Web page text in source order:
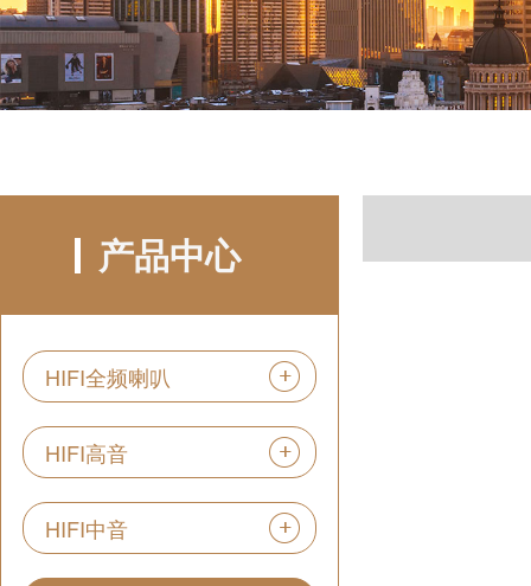
产品中心
HIFI全频喇叭
HIFI高音
HIFI中音